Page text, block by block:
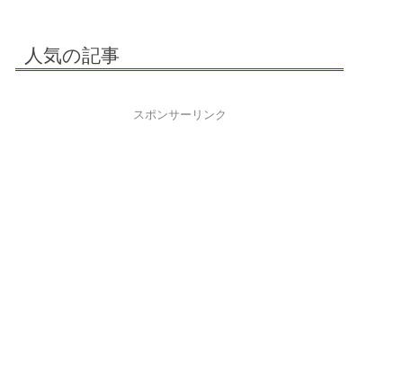
人気の記事
スポンサーリンク